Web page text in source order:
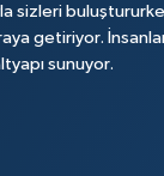
sizleri
getiriyor.
sunuyor.